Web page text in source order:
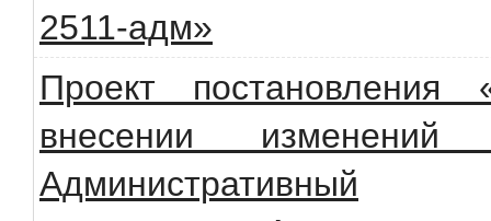
2511-адм»
Проект постановления
внесении
Административный